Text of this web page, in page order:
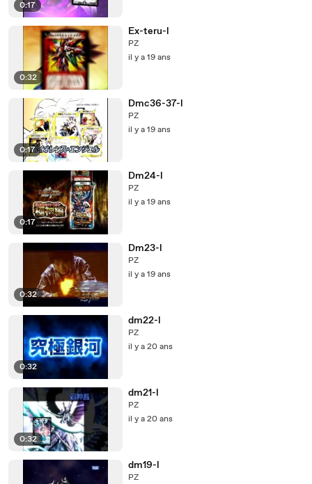
0:17
0:32
Ex-teru-l
PZ
il y a 19 ans
0:17
Dmc36-37-l
PZ
il y a 19 ans
0:17
Dm24-l
PZ
il y a 19 ans
0:32
Dm23-l
PZ
il y a 19 ans
0:32
dm22-l
PZ
il y a 20 ans
0:32
dm21-l
PZ
il y a 20 ans
dm19-l
PZ